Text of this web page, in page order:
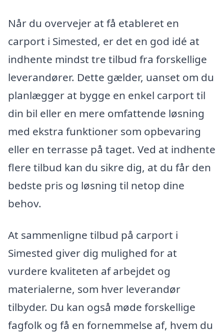
Når du overvejer at få etableret en
carport i Simested, er det en god idé at
indhente mindst tre tilbud fra forskellige
leverandører. Dette gælder, uanset om du
planlægger at bygge en enkel carport til
din bil eller en mere omfattende løsning
med ekstra funktioner som opbevaring
eller en terrasse på taget. Ved at indhente
flere tilbud kan du sikre dig, at du får den
bedste pris og løsning til netop dine
behov.
At sammenligne tilbud på carport i
Simested giver dig mulighed for at
vurdere kvaliteten af arbejdet og
materialerne, som hver leverandør
tilbyder. Du kan også møde forskellige
fagfolk og få en fornemmelse af, hvem du